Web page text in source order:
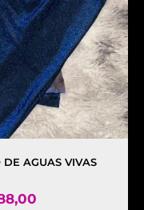
AGUAS VIVAS